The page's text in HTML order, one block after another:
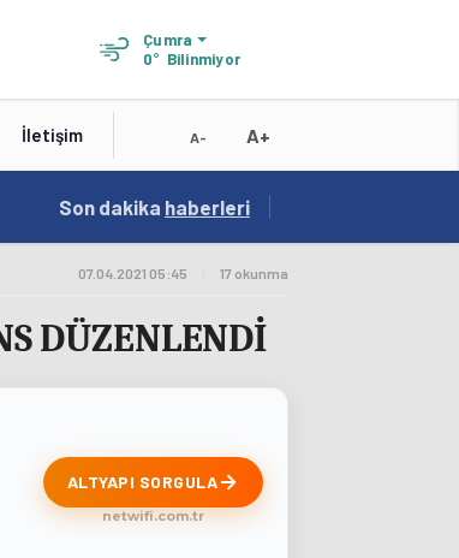
Çumra
0° Bilinmiyor
İletişim A- A+
18:56 / Karatay Belediye Başkanı Kılca Yeni Projeleri
Son dakika haberleri
07.04.2021 05:45 17 okunma
DÜZENLENDİ
ALTYAPI SORGULA
netwifi.com.tr